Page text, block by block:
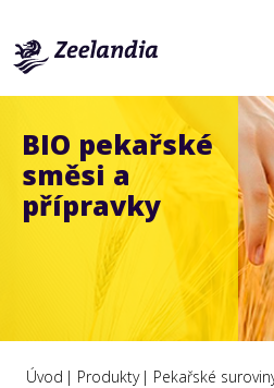
BIO pekařské
směsi a
přípravky
Úvod Produkty
Pekařské